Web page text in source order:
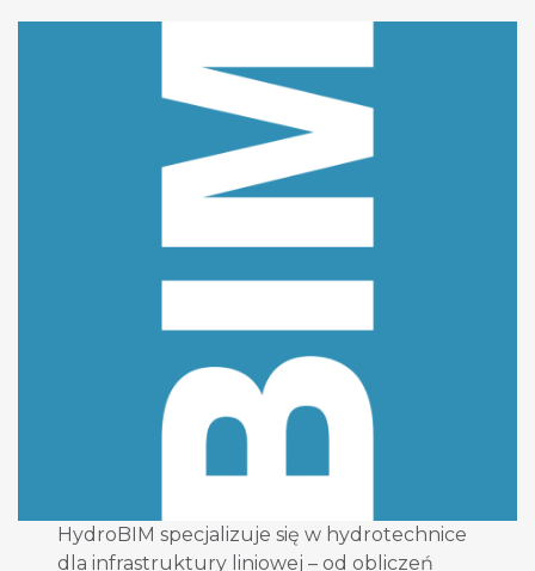
HydroBIM specjalizuje się w hydrotechnice
dla infrastruktury liniowej – od obliczeń